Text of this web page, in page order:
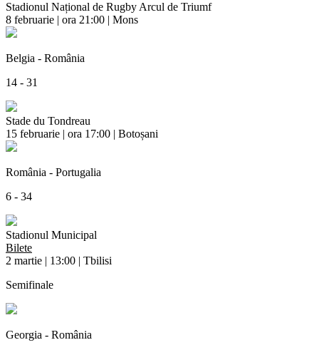
Stadionul Național de Rugby Arcul de Triumf
8 februarie | ora 21:00 | Mons
Belgia - România
14 - 31
Stade du Tondreau
15 februarie | ora 17:00 | Botoșani
România - Portugalia
6 - 34
Stadionul Municipal
Bilete
2 martie | 13:00 | Tbilisi
Semifinale
Georgia - România